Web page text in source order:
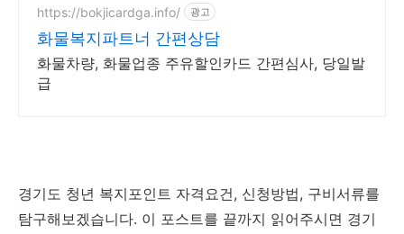
https://bokjicardga.info/ 광고
화물복지파트너 간편상담
화물차량, 화물업종 주유할인카드 간편심사, 당일발
급
경기도 청년 복지포인트 자격요건, 신청방법, 구비서류를
탐구해보겠습니다. 이 포스트를 끝까지 읽어주시면 경기